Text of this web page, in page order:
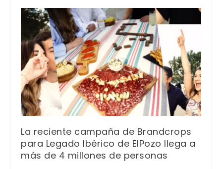
La reciente campaña de Brandcrops
para Legado Ibérico de ElPozo llega a
más de 4 millones de personas